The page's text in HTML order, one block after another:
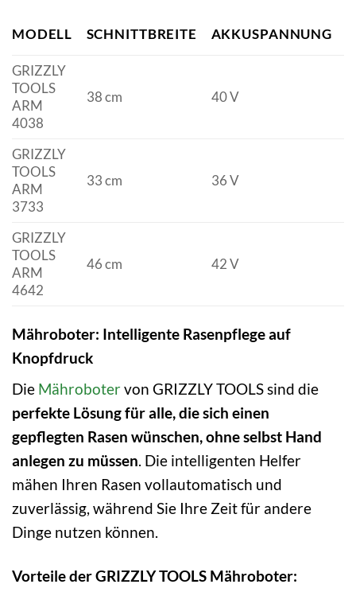
MODELL SCHNITTBREITE AKKUSPANNUNG
GRIZZLY
TOOLS
ARM
4038
38 cm 40 V
GRIZZLY
TOOLS
ARM
3733
33 cm 36 V
GRIZZLY
TOOLS
ARM
4642
46 cm 42 V
Mähroboter: Intelligente Rasenpflege auf
Knopfdruck
Die Mährobotervon GRIZZLY TOOLS sind die
perfekte Lösung für alle, die sich einen
gepflegten Rasen wünschen, ohne selbst Hand
anlegen zu müssen. Die intelligenten Helfer
mähen Ihren Rasen vollautomatisch und
zuverlässig, während Sie Ihre Zeit für andere
Dinge nutzen können.
Vorteile der GRIZZLY TOOLS Mähroboter: